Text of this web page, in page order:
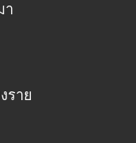
า
ราย